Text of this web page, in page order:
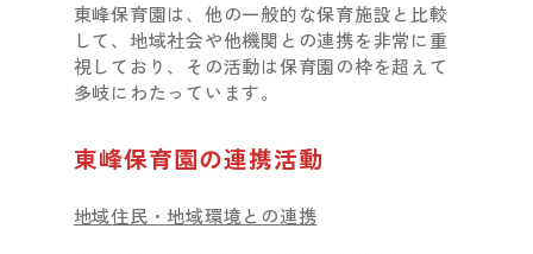
東峰保育園は、他の一般的な保育施設と比較
して、地域社会や他機関との連携を非常に重
視しており、その活動は保育園の枠を超えて
多岐にわたっています。
東峰保育園の連携活動
地域住民・地域環境との連携